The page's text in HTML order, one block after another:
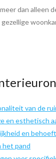
dan alleen
gezellige
van de
en esthetisch
en
het pand